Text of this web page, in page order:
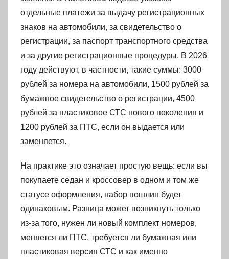
отдельные платежи за выдачу регистрационных
знаков на автомобили, за свидетельство о
регистрации, за паспорт транспортного средства
и за другие регистрационные процедуры. В 2026
году действуют, в частности, такие суммы: 3000
рублей за номера на автомобили, 1500 рублей за
бумажное свидетельство о регистрации, 4500
рублей за пластиковое СТС нового поколения и
1200 рублей за ПТС, если он выдается или
заменяется.
На практике это означает простую вещь: если вы
покупаете седан и кроссовер в одном и том же
статусе оформления, набор пошлин будет
одинаковым. Разница может возникнуть только
из-за того, нужен ли новый комплект номеров,
меняется ли ПТС, требуется ли бумажная или
пластиковая версия СТС и как именно